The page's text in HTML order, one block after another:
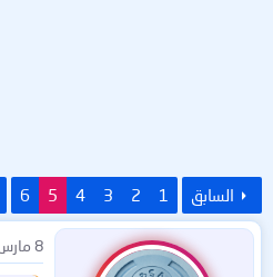
السابق 1
2
3
4
5
6
8 مارس 2026